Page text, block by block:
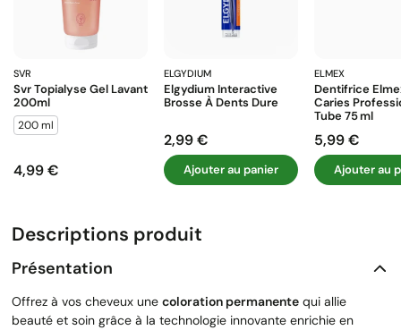
SVR
Svr Topialyse Gel Lavant
200ml
200 ml
Prix
4,99 €
ELGYDIUM
Elgydium Interactive
Brosse À Dents Dure
Prix
2,99 €
Ajouter au panier
ELMEX
Dentifrice
Caries
Tube 75 Ml
Prix
5,99 €
Ajouter au
Descriptions produit
Présentation
Offrez à vos cheveux une coloration permanente qui allie
beauté et soin grâce à la technologie innovante enrichie en